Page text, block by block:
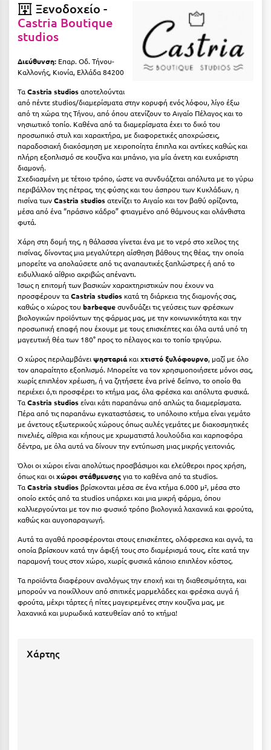
Κέρκυρα
Κεφαλονιά
Κοζάνη
Κοκκώνι Κορινθίας
Κομοτηνή
Κόνιτσα
Κόρινθος
Κορώνη
Κουρούτα Ηλείας
Κουφονήσια
Κρήτη
Κρουαζιέρες
Κύθηρα
Κυλλήνη
Κύμη Ευβοίας
Κυπαρισσία
Κύπρος
Κως
Λ
Λακόπετρα Αχαΐας
Λακωνία
Λασίθι
Λεπτοκαρυά
Λευκάδα
Λήμνος
Λιτόχωρο
Ξενοδοχείο -
Castria Boutique
studios
Διεύθυνση: Επαρ. Οδ. Τήνου-
Καλλονής, Κιονία, Ελλάδα 84200
ΤαCastria studiosαποτελούνται
από πέντε studios/διαμερίσματα στην κορυφή ενός λόφου, λίγο έξω
από τη χώρα της Τήνου, από όπου ατενίζουν το Αιγαίο Πέλαγος και το
νησιωτικό τοπίο. Καθένα από τα διαμερίσματα έχει το δικό του
προσωπικό στυλ και χαρακτήρα, με διαφορετικές αποχρώσεις,
παραδοσιακή διακόσμηση με χειροποίητα έπιπλα και αντίκες καθώς και
πλήρη εξοπλισμό σε κουζίνα και μπάνιο, για μία άνετη και ευχάριστη
διαμονή.
Σχεδιασμένη με τέτοιο τρόπο, ώστε να συνδυάζεται απόλυτα με το γύρω
περιβάλλον της πέτρας, της φύσης και του άσπρου των Κυκλάδων, η
πισίνα τωνCastria studiosατενίζει το Αιγαίο και τον βαθύ ορίζοντα,
μέσα από ένα “πράσινο κάδρο” φτιαγμένο από θάμνους και ολάνθιστα
φυτά.
Χάρη στη δομή της, η θάλασσα γίνεται ένα με το νερό στο χείλος της
πισίνας, δίνοντας μια μεγαλύτερη αίσθηση βάθους της θέας, την οποία
μπορείτε να απολαύσετε από τις αναπαυτικές ξαπλώστρες ή από το
ειδυλλιακό αίθριο ακριβώς απέναντι.
Ίσως η επιτομή των βασικών χαρακτηριστικών που έχουν να
προσφέρουν ταCastria studios κατά τη διάρκεια της διαμονής σας,
καθώς ο χώρος του barbequeσυνδυάζει τις γεύσεις των φρέσκων
βιολογικών προϊόντων της φάρμας μας, με την κοινωνικότητα και την
προσωπική επαφή που έχουμε με τους επισκέπτες και όλα αυτά υπό τη
μαγευτική θέα των 180° προς το πέλαγος και το τοπίο τριγύρω.
Ο χώρος περιλαμβάνειψησταριάκαιχτιστό ξυλόφουρνο, μαζί με όλο
τον απαραίτητο εξοπλισμό. Μπορείτε να τον χρησιμοποιήσετε μόνοι σας,
χωρίς επιπλέον χρέωση, ή να ζητήσετε ένα privé δείπνο, το οποίο θα
περιέχει ό,τι προσφέρει το κτήμα μας, όλα φρέσκα και απόλυτα φυσικά.
ΤαCastria studiosείναι κάτι παραπάνω από απλώς τα διαμερίσματα.
Πέρα από τις παραπάνω εγκαταστάσεις, το υπόλοιπο κτήμα είναι γεμάτο
με άνετους εξωτερικούς χώρους όπως αυλές γεμάτες με διακοσμητικές
πινελιές, αίθρια και κήπους με χρωματιστά λουλούδια και καρποφόρα
δέντρα, με όλα αυτά να δίνουν την εντύπωση μιας μικρής γειτονιάς.
Όλοι οι χώροι είναι απολύτως προσβάσιμοι και ελεύθεροι προς χρήση,
όπως και οιχώροι στάθμευσηςγια το καθένα από τα studios.
ΤαCastria studios βρίσκονται μέσα σε ένα κτήμα 6.000 μ², μέσα στο
οποίο εκτός από τα studios υπάρχει και μια μικρή φάρμα, όπου
καλλιεργούνται με τον πιο φυσικό τρόπο βιολογικά λαχανικά και φρούτα,
καθώς και αυγοπαραγωγή.
Αυτά τα αγαθά προσφέρονται στους επισκέπτες, ολόφρεσκα και αγνά, τα
οποία βρίσκουν κατά την άφιξή τους στο διαμέρισμά τους, είτε κατά την
παραμονή τους στον χώρο, χωρίς φυσικά κάποιο επιπλέον κόστος.
Τα προϊόντα διαφέρουν αναλόγως την εποχή και τη διαθεσιμότητα, και
μπορούν να ποικίλλουν από σπιτικές μαρμελάδες και φρέσκα αυγά ή
φρούτα, μέχρι τάρτες ή πίτες μαγειρεμένες στην κουζίνα μας, με
λαχανικά και μυρωδικά κατευθείαν από το κτήμα!
Χάρτης